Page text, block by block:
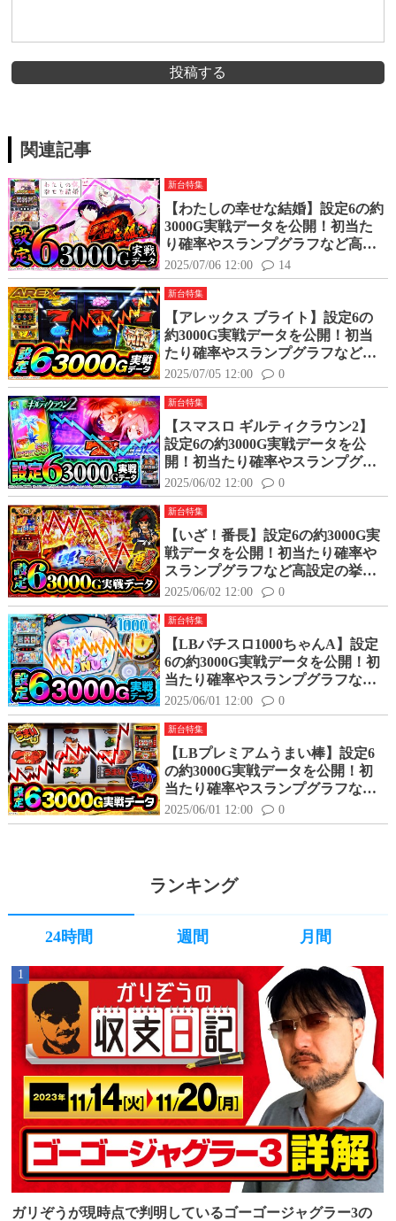
投稿する
関連記事
新台特集
【わたしの幸せな結婚】設定6の約
3000G実戦データを公開！初当た
り確率やスランプグラフなど高設
定の挙動はどんな感じ？
2025/07/06 12:00 14
新台特集
【アレックス ブライト】設定6の
約3000G実戦データを公開！初当
たり確率やスランプグラフなど高
設定の挙動はどんな感じ？
2025/07/05 12:00 0
新台特集
【スマスロ ギルティクラウン2】
設定6の約3000G実戦データを公
開！初当たり確率やスランプグラ
フなど高設定の挙動はどんな感
じ？
2025/06/02 12:00 0
新台特集
【いざ！番長】設定6の約3000G実
戦データを公開！初当たり確率や
スランプグラフなど高設定の挙動
はどんな感じ？
2025/06/02 12:00 0
新台特集
【LBパチスロ1000ちゃんA】設定
6の約3000G実戦データを公開！初
当たり確率やスランプグラフなど
高設定の挙動はどんな感じ？
2025/06/01 12:00 0
新台特集
【LBプレミアムうまい棒】設定6
の約3000G実戦データを公開！初
当たり確率やスランプグラフなど
高設定の挙動はどんな感じ？
2025/06/01 12:00 0
ランキング
24時間 週間 月間
1
ガリぞうが現時点で判明しているゴーゴージャグラー3の